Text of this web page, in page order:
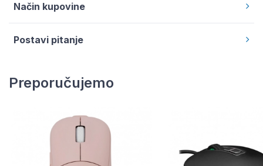
Način kupovine
Postavi pitanje
Preporučujemo